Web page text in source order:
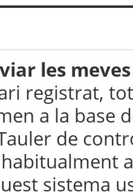
les
registrat,
a la
de
sistema